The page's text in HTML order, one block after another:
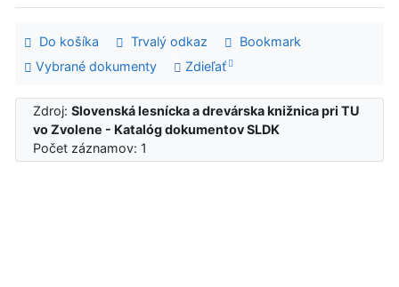
Do košíka Trvalý odkaz
Bookmark
Vybrané dokumenty
Zdieľať
Zdroj:Slovenská lesnícka a drevárska knižnica pri TU
vo Zvolene - Katalóg dokumentov SLDK
Počet záznamov: 1